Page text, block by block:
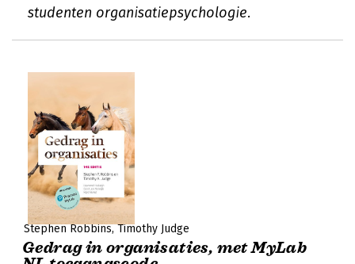
studenten organisatiepsychologie.
Stephen Robbins Timothy Judge
Gedrag in organisaties, met MyLab